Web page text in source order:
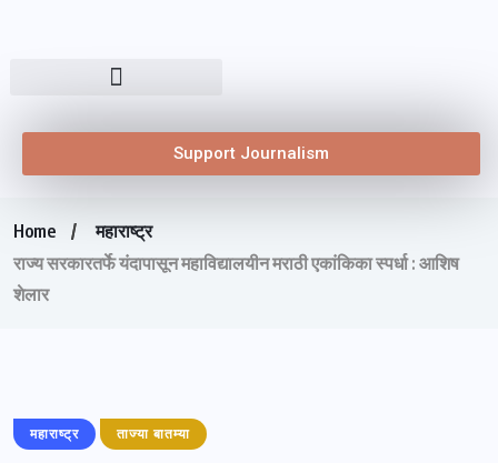
Support Journalism
Home
महाराष्ट्र
राज्य सरकारतर्फे यंदापासून महाविद्यालयीन मराठी एकांकिका स्पर्धा : आशिष
शेलार
महाराष्ट्र ताज्या बातम्या